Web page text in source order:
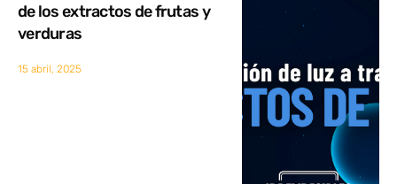
de los extractos de frutas y
verduras
15 abril, 2025